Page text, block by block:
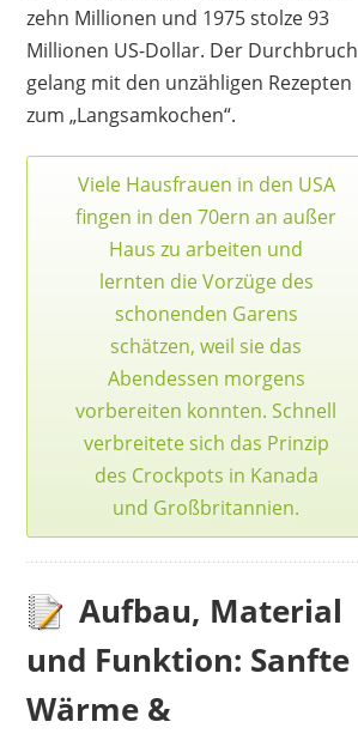
80,99 €*
zehn Millionen und 1975 stolze 93
Millionen US-Dollar. Der Durchbruch
gelang mit den unzähligen Rezepten
zum „Langsamkochen“.
Viele Hausfrauen in den USA
fingen in den 70ern an außer
Haus zu arbeiten und
lernten die Vorzüge des
schonenden Garens
schätzen, weil sie das
Abendessen morgens
vorbereiten konnten. Schnell
verbreitete sich das Prinzip
des Crockpots in Kanada
und Großbritannien.
Aufbau, Material
und Funktion: Sanfte
Wärme &